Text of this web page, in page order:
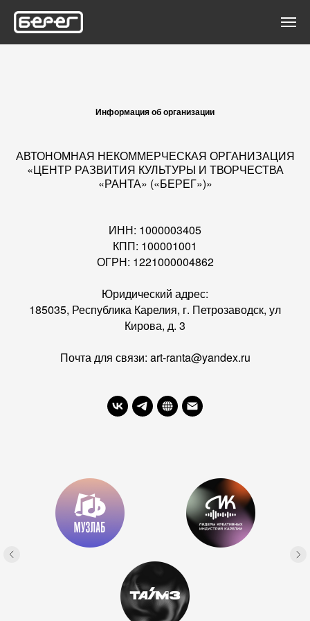
Информация об организации
АВТОНОМНАЯ НЕКОММЕРЧЕСКАЯ ОРГАНИЗАЦИЯ
«ЦЕНТР РАЗВИТИЯ КУЛЬТУРЫ И ТВОРЧЕСТВА
«РАНТА» («БЕРЕГ»)»
ИНН: 1000003405
КПП: 100001001
ОГРН: 1221000004862
Юридический адрес:
185035, Республика Карелия, г. Петрозаводск, ул
Кирова, д. 3
Почта для связи: art-ranta@yandex.ru